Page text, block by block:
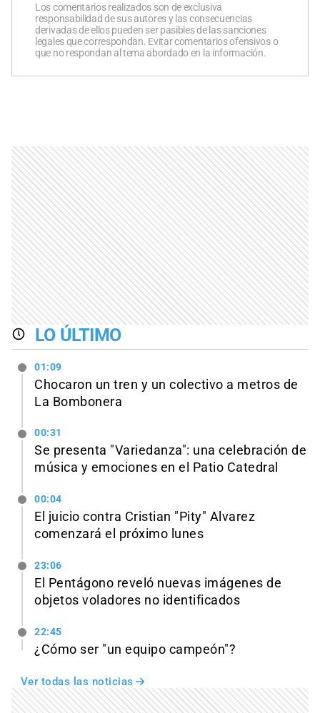
Los comentarios realizados son de exclusiva
responsabilidad de sus autores y las consecuencias
derivadas de ellos pueden ser pasibles de las sanciones
legales que correspondan. Evitar comentarios ofensivos o
que no respondan al tema abordado en la información.
LO ÚLTIMO
01:09
Chocaron un tren y un colectivo a metros de
La Bombonera
00:31
Se presenta "Variedanza": una celebración de
música y emociones en el Patio Catedral
00:04
El juicio contra Cristian "Pity" Alvarez
comenzará el próximo lunes
23:06
El Pentágono reveló nuevas imágenes de
objetos voladores no identificados
22:45
¿Cómo ser "un equipo campeón"?
Ver todas las noticias